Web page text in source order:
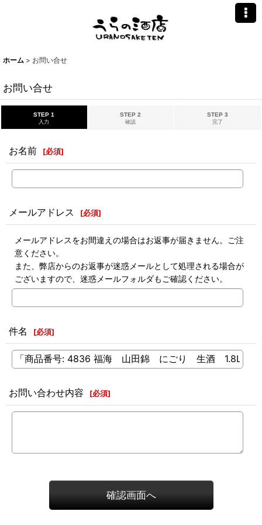
ホーム > お問い合せ
お問い合せ
STEP 1
入力
STEP 2
確認
STEP 3
完了
お名前 [必須]
メールアドレス [必須]
メールアドレスをお間違えの場合はお返事が届きません。ご注
意ください。
また、弊店からのお返事が迷惑メールとして処理される場合が
ございますので、迷惑メールフォルダもご確認ください。
件名 [必須]
お問い合わせ内容 [必須]
確認画面へ